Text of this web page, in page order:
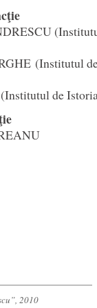
(Institutul
de
2010